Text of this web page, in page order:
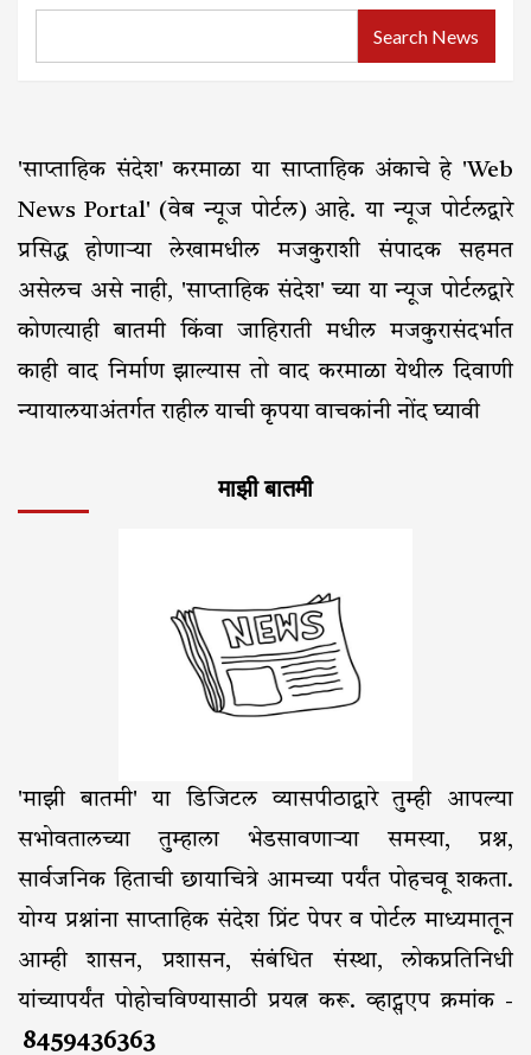
Search News
'साप्ताहिक संदेश' करमाळा या साप्ताहिक अंकाचे हे 'Web
News Portal' (वेब न्यूज पोर्टल) आहे. या न्यूज पोर्टलद्वारे
प्रसिद्ध होणाऱ्या लेखामधील मजकुराशी संपादक सहमत
असेलच असे नाही, 'साप्ताहिक संदेश' च्या या न्यूज पोर्टलद्वारे
कोणत्याही बातमी किंवा जाहिराती मधील मजकुरासंदर्भात
काही वाद निर्माण झाल्यास तो वाद करमाळा येथील दिवाणी
न्यायालयाअंतर्गत राहील याची कृपया वाचकांनी नोंद घ्यावी
माझी बातमी
'माझी बातमी' या डिजिटल व्यासपीठाद्वारे तुम्ही आपल्या
सभोवतालच्या तुम्हाला भेडसावणाऱ्या समस्या, प्रश्न,
सार्वजनिक हिताची छायाचित्रे आमच्या पर्यंत पोहचवू शकता.
योग्य प्रश्नांना साप्ताहिक संदेश प्रिंट पेपर व पोर्टल माध्यमातून
आम्ही शासन, प्रशासन, संबंधित संस्था, लोकप्रतिनिधी
यांच्यापर्यंत पोहोचविण्यासाठी प्रयत्न करू. व्हाट्सएप क्रमांक -
8459436363